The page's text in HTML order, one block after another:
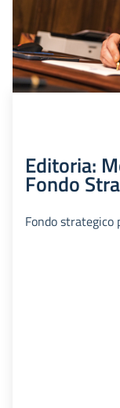
Editoria:
Fondo
Fondo